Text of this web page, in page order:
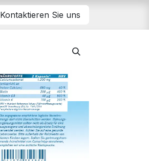
Kontaktieren Sie uns